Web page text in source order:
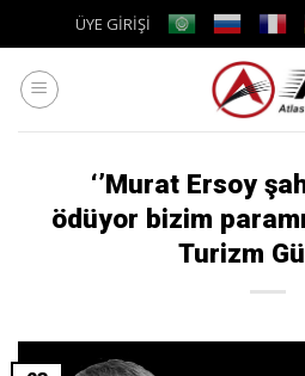
to
content
ÜYE GİRİŞİ
‘’Murat Ersoy
ödüyor bizim
Turizm